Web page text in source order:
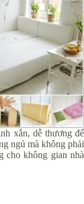
xắn, dễ thương để
ngủ mà không phải
cho không gian nhà